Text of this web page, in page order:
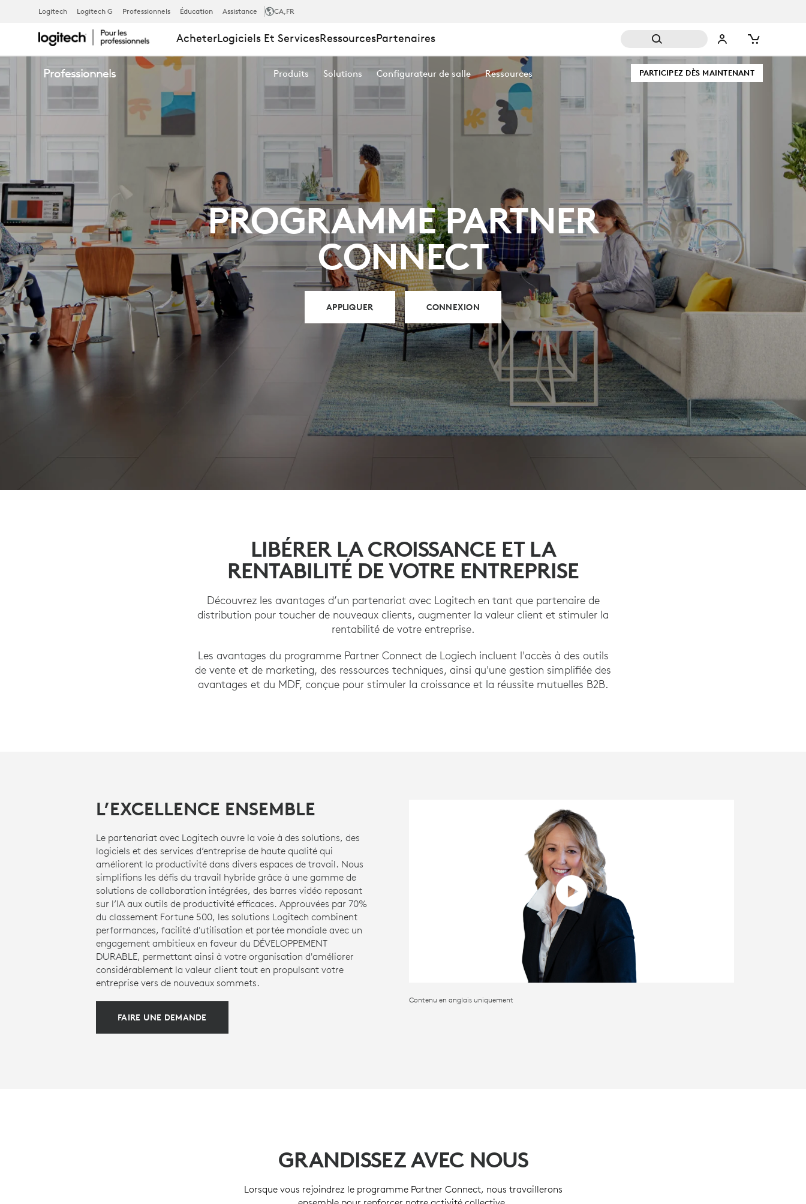
PROGRAMME
DE
PARTENARIAT
DE
DISTRIBUTION
|
LOGITECH
POUR
LES
PROFESSIONNELS
Logitech Logitech G Professionnels Éducation Assistance CA,FR
AcheterLogiciels Et ServicesRessourcesPartenaires
Professionnels Produits Solutions Configurateur de salle Ressources PARTICIPEZ DÈS MAINTENANT
PROGRAMME PARTNER
CONNECT
APPLIQUER CONNEXION
LIBÉRER LA CROISSANCE ET LA
RENTABILITÉ DE VOTRE ENTREPRISE
Découvrez les avantages d’un partenariat avec Logitech en tant que partenaire de
distribution pour toucher de nouveaux clients, augmenter la valeur client et stimuler la
rentabilité de votre entreprise.
Les avantages du programme Partner Connect de Logiech incluent l'accès à des outils
de vente et de marketing, des ressources techniques, ainsi qu'une gestion simplifiée des
avantages et du MDF, conçue pour stimuler la croissance et la réussite mutuelles B2B.
L’EXCELLENCE ENSEMBLE
Le partenariat avec Logitech ouvre la voie à des solutions, des
logiciels et des services d’entreprise de haute qualité qui
améliorent la productivité dans divers espaces de travail. Nous
simplifions les défis du travail hybride grâce à une gamme de
solutions de collaboration intégrées, des barres vidéo reposant
sur l’IA aux outils de productivité efficaces. Approuvées par 70%
du classement Fortune 500, les solutions Logitech combinent
performances, facilité d'utilisation et portée mondiale avec un
engagement ambitieux en faveur du DÉVELOPPEMENT
DURABLE, permettant ainsi à votre organisation d'améliorer
considérablement la valeur client tout en propulsant votre
entreprise vers de nouveaux sommets.
FAIRE UNE DEMANDE
Contenu en anglais uniquement
GRANDISSEZ AVEC NOUS
Lorsque vous rejoindrez le programme Partner Connect, nous travaillerons